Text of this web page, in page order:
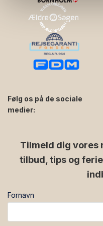
Følg os på de sociale
medier:
Tilmeld dig vores
tilbud, tips og
Fornavn